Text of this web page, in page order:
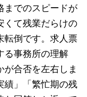
までのスピードが
くて残業だらけの
転倒です。求人票
る事務所の理解
が合否を左右しま
績」「繁忙期の残